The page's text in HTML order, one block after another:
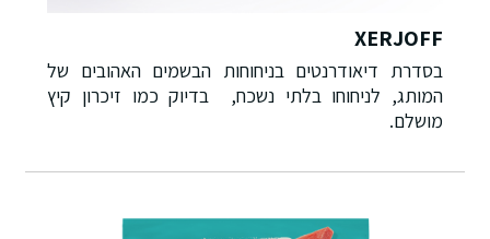
XERJOFF
בסדרת דיאודרנטים בניחוחות הבשמים האהובים של
המותג, לניחוחו בלתי נשכח, בדיוק כמו זיכרון קיץ
מושלם.